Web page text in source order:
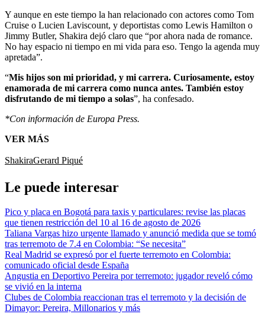
Y aunque en este tiempo la han relacionado con actores como Tom
Cruise o Lucien Laviscount, y deportistas como Lewis Hamilton o
Jimmy Butler, Shakira dejó claro que “por ahora nada de romance.
No hay espacio ni tiempo en mi vida para eso. Tengo la agenda muy
apretada”.
“Mis hijos son mi prioridad, y mi carrera. Curiosamente, estoy
enamorada de mi carrera como nunca antes. También estoy
disfrutando de mi tiempo a solas”, ha confesado.
*Con información de Europa Press.
VER MÁS
ShakiraGerard Piqué
Le puede interesar
Pico y placa en Bogotá para taxis y particulares: revise las placas
que tienen restricción del 10 al 16 de agosto de 2026
Taliana Vargas hizo urgente llamado y anunció medida que se tomó
tras terremoto de 7.4 en Colombia: “Se necesita”
Real Madrid se expresó por el fuerte terremoto en Colombia:
comunicado oficial desde España
Angustia en Deportivo Pereira por terremoto: jugador reveló cómo
se vivió en la interna
Clubes de Colombia reaccionan tras el terremoto y la decisión de
Dimayor: Pereira, Millonarios y más